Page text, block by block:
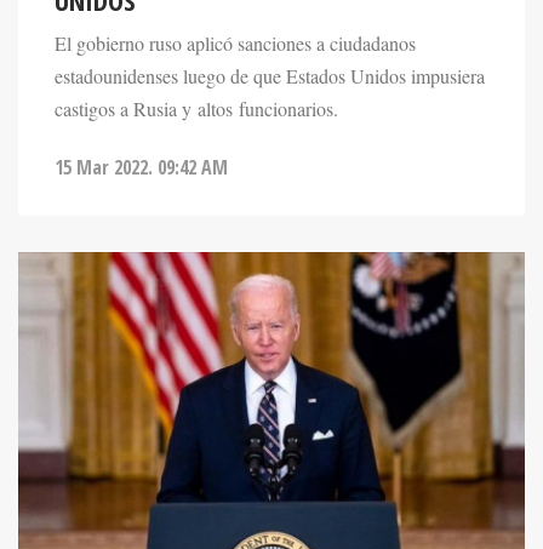
El gobierno ruso aplicó sanciones a ciudadanos
estadounidenses luego de que Estados Unidos impusiera
castigos a Rusia y altos funcionarios.
15 Mar 2022. 09:42 AM